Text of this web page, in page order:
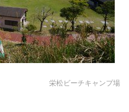
栄松ビーチキャンプ場